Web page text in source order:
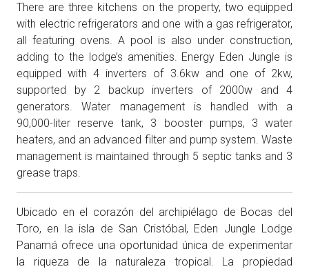
There are three kitchens on the property, two equipped
with electric refrigerators and one with a gas refrigerator,
all featuring ovens. A pool is also under construction,
adding to the lodge’s amenities. Energy Eden Jungle is
equipped with 4 inverters of 3.6kw and one of 2kw,
supported by 2 backup inverters of 2000w and 4
generators. Water management is handled with a
90,000-liter reserve tank, 3 booster pumps, 3 water
heaters, and an advanced filter and pump system. Waste
management is maintained through 5 septic tanks and 3
grease traps.
Ubicado en el corazón del archipiélago de Bocas del
Toro, en la isla de San Cristóbal, Eden Jungle Lodge
Panamá ofrece una oportunidad única de experimentar
la riqueza de la naturaleza tropical. La propiedad